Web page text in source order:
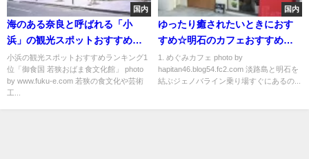
国内
海のある奈良と呼ばれる「小
浜」の観光スポットおすすめラ
ンキング
小浜の観光スポットおすすめランキング1
位「御食国 若狭おばま食文化館」 photo
by www.fuku-e.com 若狭の食文化や芸術
工...
国内
ゆったり癒されたいときにおす
すめ☆明石のカフェおすすめラ
ンキング
1. めぐみカフェ photo by
hapitan46.blog54.fc2.com 淡路島と明石を
結ぶジェノバライン乗り場すぐにあるの...